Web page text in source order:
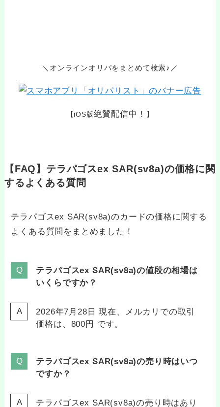
＼オンラインオリパをまとめて検索♪／
【iOS版 絶賛配信中！ 】
【FAQ】テラパゴスex SAR(sv8a)の価格に関
するよくある質問
テラパゴスex SAR(sv8a)のカードの価格に関する
よくある質問をまとめました！
テラパゴスex SAR(sv8a)の値段の相場は
いくらですか？
2026年7月28日 現在、メルカリでの取引
価格は、800円 です。
テラパゴスex SAR(sv8a)の売り時はいつ
ですか？
テラパゴスex SAR(sv8a)の売り時はあり